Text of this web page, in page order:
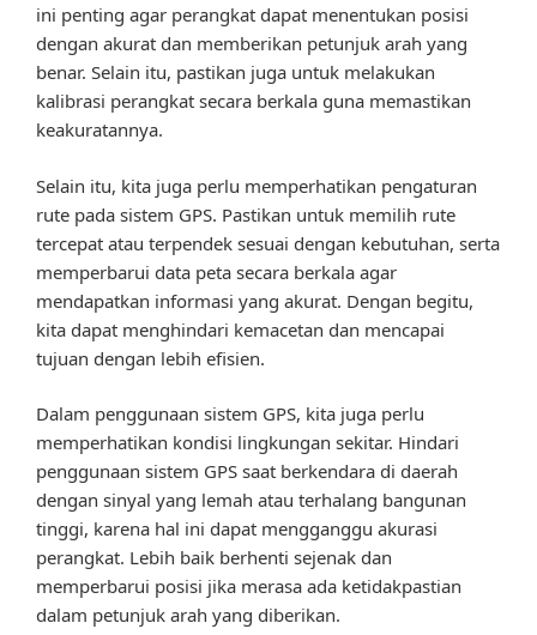
ini penting agar perangkat dapat menentukan posisi
dengan akurat dan memberikan petunjuk arah yang
benar. Selain itu, pastikan juga untuk melakukan
kalibrasi perangkat secara berkala guna memastikan
keakuratannya.
Selain itu, kita juga perlu memperhatikan pengaturan
rute pada sistem GPS. Pastikan untuk memilih rute
tercepat atau terpendek sesuai dengan kebutuhan, serta
memperbarui data peta secara berkala agar
mendapatkan informasi yang akurat. Dengan begitu,
kita dapat menghindari kemacetan dan mencapai
tujuan dengan lebih efisien.
Dalam penggunaan sistem GPS, kita juga perlu
memperhatikan kondisi lingkungan sekitar. Hindari
penggunaan sistem GPS saat berkendara di daerah
dengan sinyal yang lemah atau terhalang bangunan
tinggi, karena hal ini dapat mengganggu akurasi
perangkat. Lebih baik berhenti sejenak dan
memperbarui posisi jika merasa ada ketidakpastian
dalam petunjuk arah yang diberikan.